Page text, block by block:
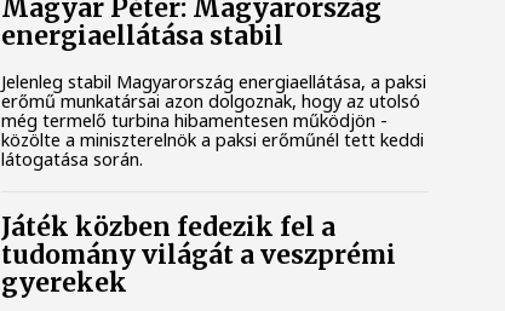
Magyar Péter: Magyarország
energiaellátása stabil
Jelenleg stabil Magyarország energiaellátása, a paksi
erőmű munkatársai azon dolgoznak, hogy az utolsó
még termelő turbina hibamentesen működjön -
közölte a miniszterelnök a paksi erőműnél tett keddi
látogatása során.
Játék közben fedezik fel a
tudomány világát a veszprémi
gyerekek